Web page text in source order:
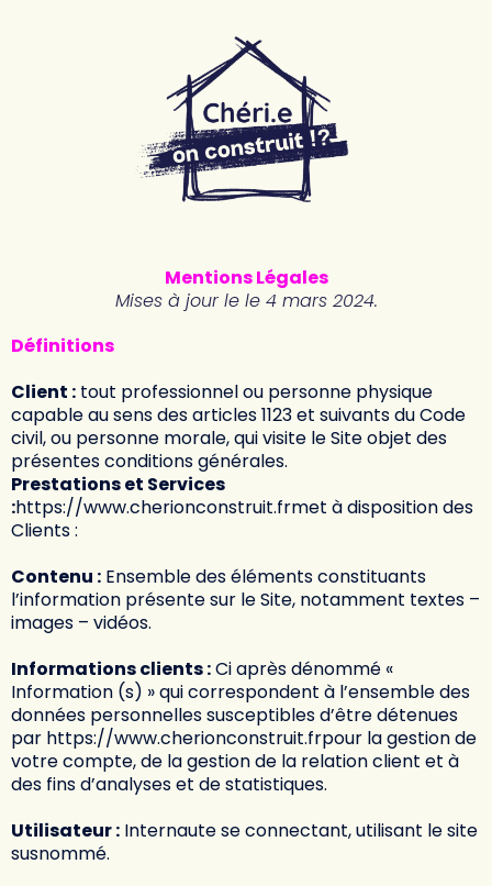
Mentions Légales
Mises à jour le le 4 mars 2024.
Définitions
Client : tout professionnel ou personne physique
capable au sens des articles 1123 et suivants du Code
civil, ou personne morale, qui visite le Site objet des
présentes conditions générales.
Prestations et Services
:https://www.cherionconstruit.frmet à disposition des
Clients :
Contenu : Ensemble des éléments constituants
l’information présente sur le Site, notamment textes –
images – vidéos.
Informations clients :Ci après dénommé «
Information (s) » qui correspondent à l’ensemble des
données personnelles susceptibles d’être détenues
par https://www.cherionconstruit.frpour la gestion de
votre compte, de la gestion de la relation client et à
des fins d’analyses et de statistiques.
Utilisateur : Internaute se connectant, utilisant le site
susnommé.